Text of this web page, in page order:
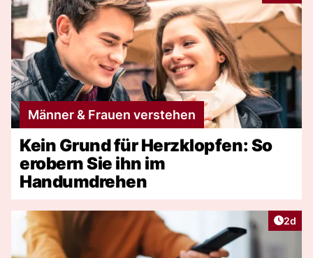
Männer & Frauen verstehen
Kein Grund für Herzklopfen: So
erobern Sie ihn im
Handumdrehen
2d